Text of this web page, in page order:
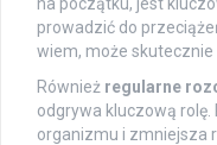
prowadzić do
wiem, może skutecznie
Również regularne
odgrywa kluczową
organizmu i zmniejsza